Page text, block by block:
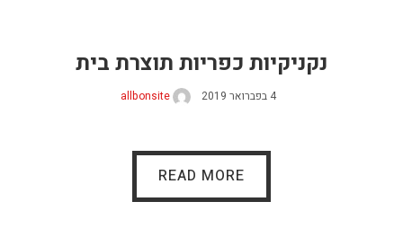
נקניקיות כפריות תוצרת בית
4 בפברואר 2019 allbonsite
READ MORE